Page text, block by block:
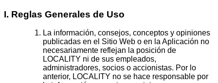
I. Reglas Generales de Uso
La información, consejos, conceptos y opiniones
publicadas en el Sitio Web o en la Aplicación no
necesariamente reflejan la posición de
LOCALITY ni de sus empleados,
administradores, socios o accionistas. Por lo
anterior, LOCALITY no se hace responsable por